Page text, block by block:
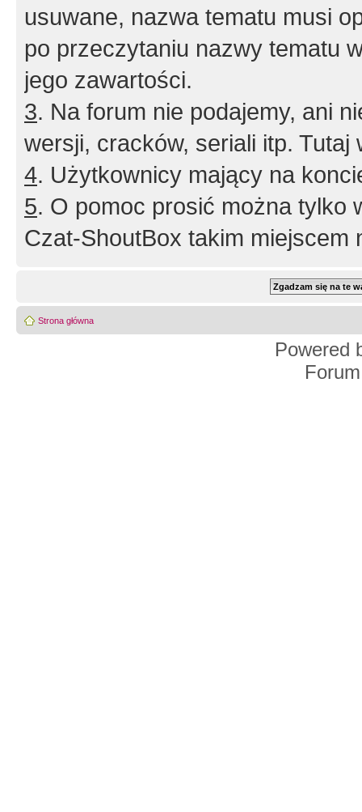
usuwane, nazwa tematu musi
po przeczytaniu nazwy tematu
jego zawartości.
3. Na forum nie podajemy, ani
wersji, cracków, seriali itp. Tutaj
4. Użytkownicy mający na
5. O pomoc prosić można tylko
Czat-ShoutBox takim miejscem
Strona główna
Powered